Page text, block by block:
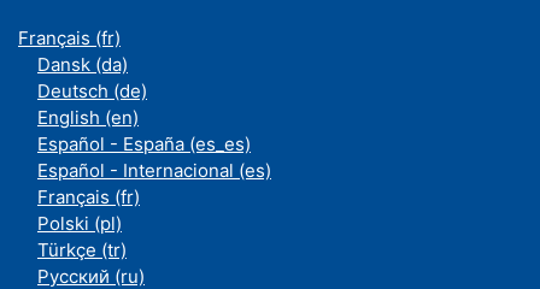
Français ‎(fr)‎
Dansk ‎(da)‎
Deutsch ‎(de)‎
English ‎(en)‎
Español - España ‎(es_es)‎
Español - Internacional ‎(es)‎
Français ‎(fr)‎
Polski ‎(pl)‎
Türkçe ‎(tr)‎
Русский ‎(ru)‎